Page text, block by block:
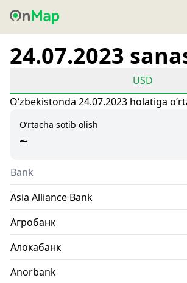
24.07.2023
USD
Oʻzbekistonda 24.07.2023 holatiga
O‘rtacha sotib olish
~
Bank
Asia Alliance Bank
Агробанк
Алокабанк
Anorbank